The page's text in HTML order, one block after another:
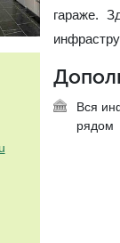
гараже.
Вся
рядом